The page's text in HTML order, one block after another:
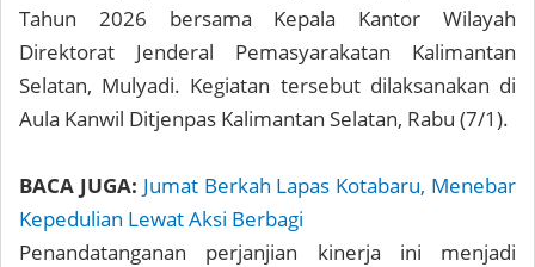
Tahun 2026 bersama Kepala Kantor Wilayah
Direktorat Jenderal Pemasyarakatan Kalimantan
Selatan, Mulyadi. Kegiatan tersebut dilaksanakan di
Aula Kanwil Ditjenpas Kalimantan Selatan, Rabu (7/1).
BACA JUGA: Jumat Berkah Lapas Kotabaru, Menebar
Kepedulian Lewat Aksi Berbagi
Penandatanganan perjanjian kinerja ini menjadi